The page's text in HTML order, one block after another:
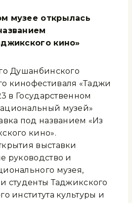
музее открылась
кино»
Душанбинского
кинофестиваля «Таджи
в Государственном
музей»
под названием «Из
кино».
выставки
руководство и
музея,
студенты Таджикского
института культуры и